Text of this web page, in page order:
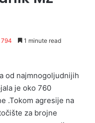
794 1 minute read
od najmnogoljudnijih
je oko 760
.Tokom agresije na
za brojne